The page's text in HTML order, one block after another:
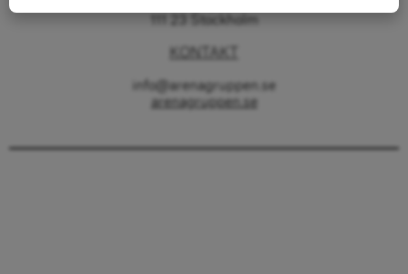
111 23 Stockholm
KONTAKT
info@arenagruppen.se
arenagruppen.se